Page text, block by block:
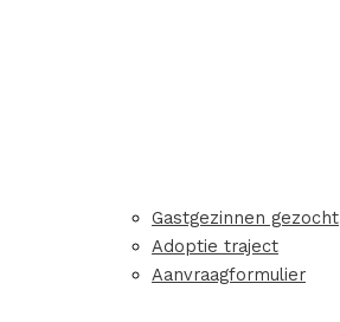
Gastgezinnen gezocht
Adoptie traject
Aanvraagformulier